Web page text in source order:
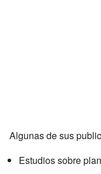
Algunas de sus
Estudios sobre